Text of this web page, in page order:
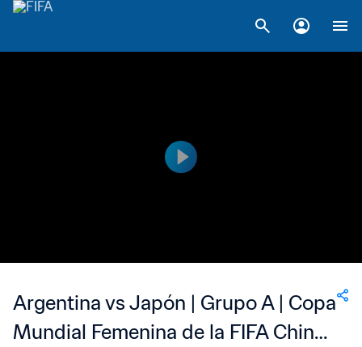
Argentina vs Japón | Grupo A | Copa
Mundial Femenina de la FIFA China